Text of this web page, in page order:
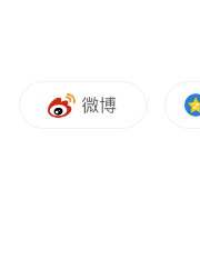
的演绎形式特